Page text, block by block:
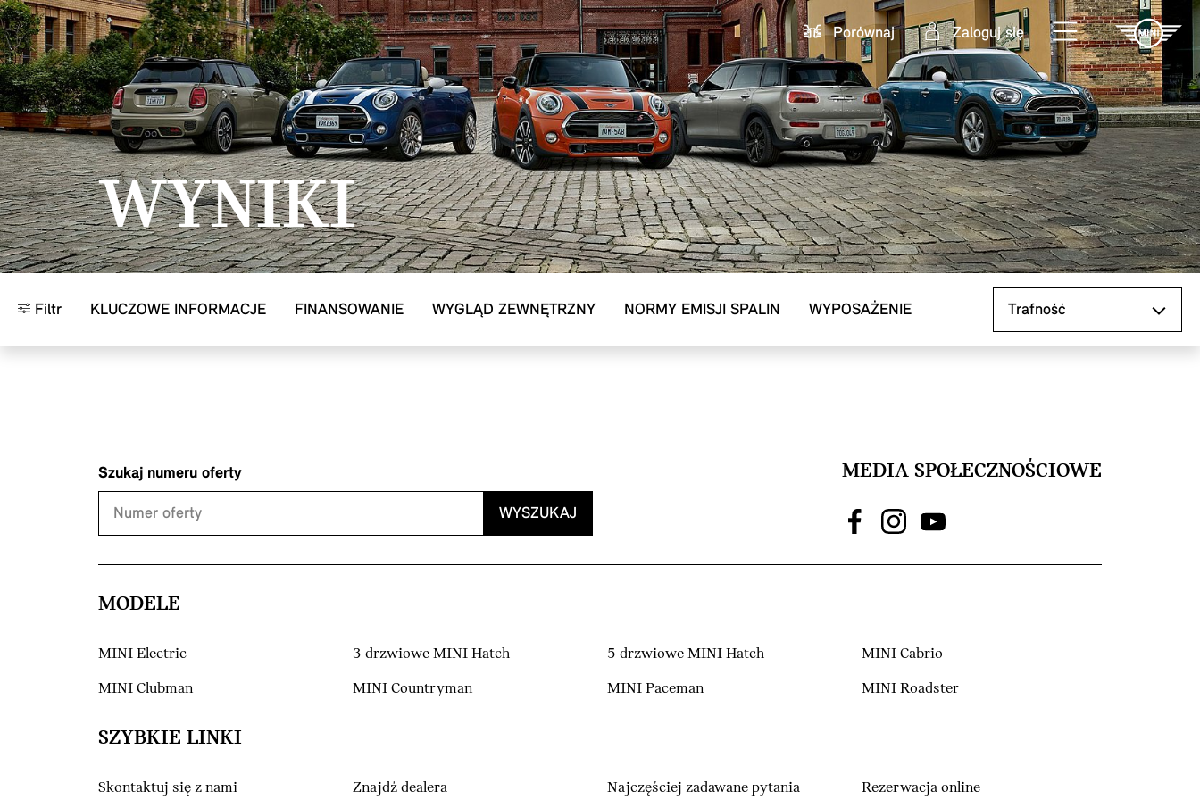
Przejdź do głównej treści
Porównaj
Zaloguj się
WYNIKI
Filtr KLUCZOWE INFORMACJE FINANSOWANIE WYGLĄD ZEWNĘTRZNY NORMY EMISJI SPALIN WYPOSAŻENIE
Szukaj numeru oferty
WYSZUKAJ
MEDIA SPOŁECZNOŚCIOWE
MODELE
MINI Electric 3-drzwiowe MINI Hatch 5-drzwiowe MINI Hatch MINI Cabrio
MINI Clubman MINI Countryman MINI Paceman MINI Roadster
SZYBKIE LINKI
Skontaktuj się z nami Znajdź dealera Najczęściej zadawane pytania Rezerwacja online